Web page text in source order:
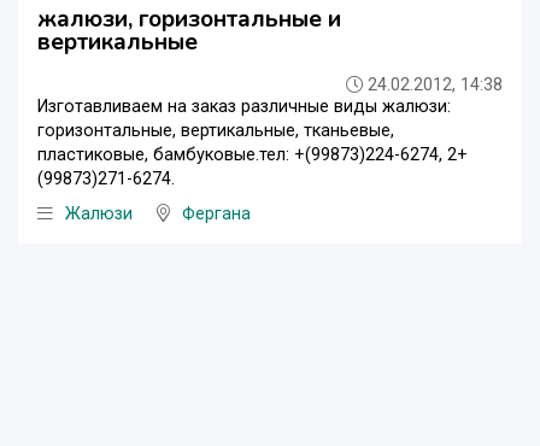
жалюзи, горизонтальные и
вертикальные
24.02.2012, 14:38
Изготавливаем на заказ различные виды жалюзи:
горизонтальные, вертикальные, тканьевые,
пластиковые, бамбуковые.тел: +(99873)224-6274, 2+
(99873)271-6274.
Жалюзи
Фергана